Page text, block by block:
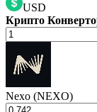
USD
Крипто
Nexo (NEXO)